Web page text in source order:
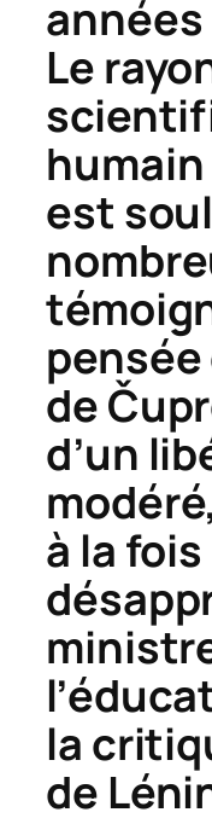
années
Le
humain
est
deČ
d’un
à la fois
la
de